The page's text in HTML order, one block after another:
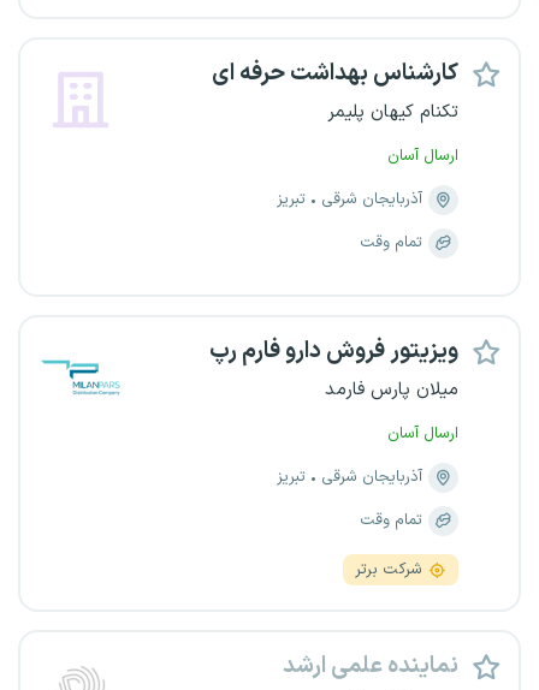
کارشناس بهداشت حرفه ای
تکنام کیهان پلیمر
ارسال آسان
آذربایجان شرقی
تبریز
تمام وقت
ویزیتور فروش دارو فارم رپ
میلان پارس فارمد
ارسال آسان
آذربایجان شرقی
تبریز
تمام وقت
شرکت برتر
نماینده علمی ارشد